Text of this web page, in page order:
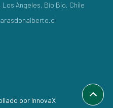
Ángeles, Bío Bío, Chile
por InnovaX